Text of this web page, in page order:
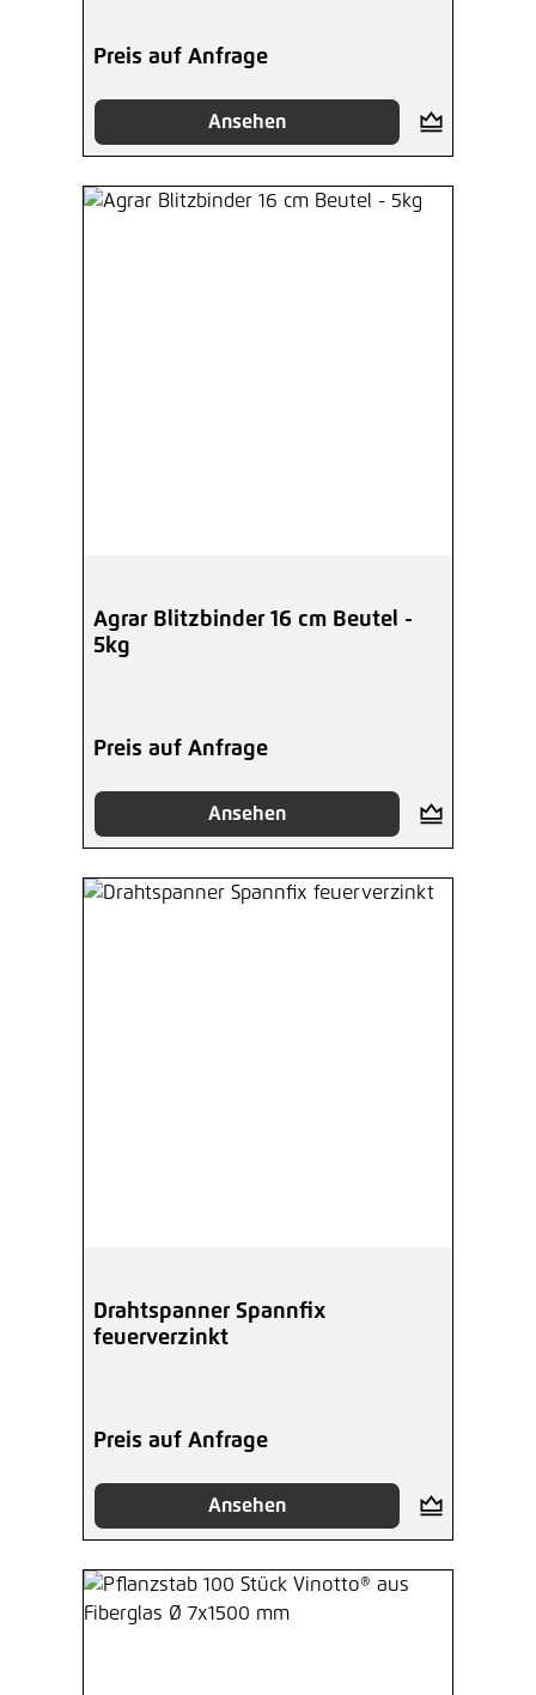
Preis auf Anfrage
Ansehen
Agrar Blitzbinder 16 cm Beutel -
5kg
Preis auf Anfrage
Ansehen
Drahtspanner Spannfix
feuerverzinkt
Preis auf Anfrage
Ansehen